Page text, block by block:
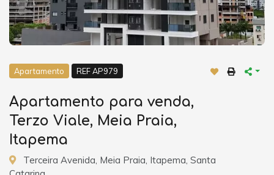
Apartamento REF AP979
Apartamento para venda,
Terzo Viale, Meia Praia,
Itapema
Terceira Avenida, Meia Praia, Itapema, Santa